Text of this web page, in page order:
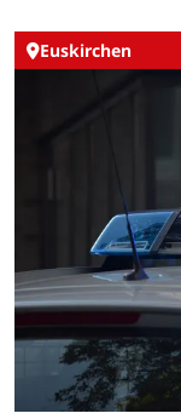
Euskirchen